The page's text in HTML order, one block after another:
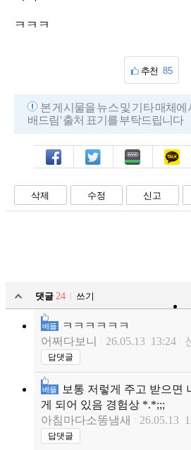
ㅋㅋㅋ
추천 85
본 게시물을 뉴스 및 기타 매체에
배드림' 출처 표기를 부탁드립니다
페북 트윗 밴드 카톡
삭제 수정 신고
댓글 24
쓰기
베플
ㅋㅋㅋㅋㅋㅋ
어쩌다보니
26.05.13 13:24
답댓글
베플
보통 저렇게 주고 받으면
게 되어 있음 경험상 *.*;;;
아침마다소똥냄새
26.05.13
답댓글